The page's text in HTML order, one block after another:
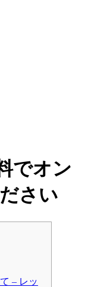
でオン
さい
– レッ